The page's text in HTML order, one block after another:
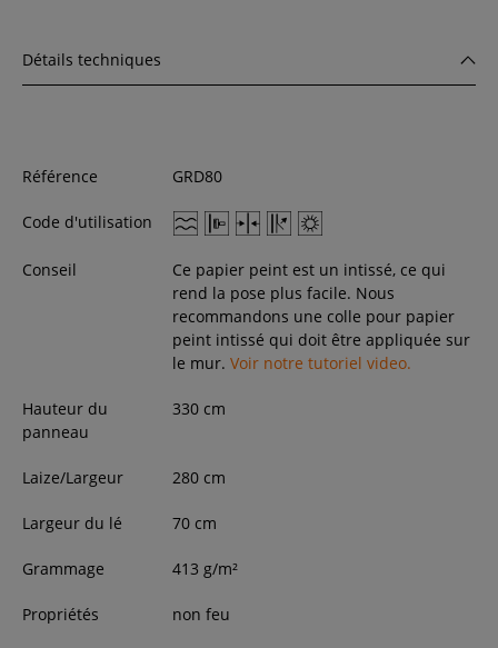
Détails techniques
Référence GRD80
Code d'utilisation
Conseil
Ce papier peint est un intissé, ce qui
rend la pose plus facile. Nous
recommandons une colle pour papier
peint intissé qui doit être appliquée sur
le mur. Voir notre tutoriel video.
Hauteur du
panneau
330 cm
Laize/Largeur 280 cm
Largeur du lé 70 cm
Grammage 413 g/m²
Propriétés non feu